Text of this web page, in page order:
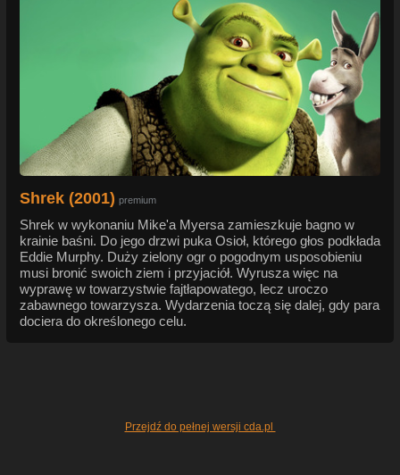
Shrek (2001) premium
Shrek w wykonaniu Mike'a Myersa zamieszkuje bagno w
krainie baśni. Do jego drzwi puka Osioł, którego głos podkłada
Eddie Murphy. Duży zielony ogr o pogodnym usposobieniu
musi bronić swoich ziem i przyjaciół. Wyrusza więc na
wyprawę w towarzystwie fajtłapowatego, lecz uroczo
zabawnego towarzysza. Wydarzenia toczą się dalej, gdy para
dociera do określonego celu.
Przejdź do pełnej wersji cda.pl